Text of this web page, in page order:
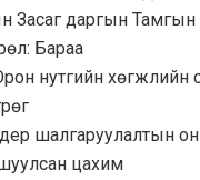
Засаг даргын Тамгын
Бараа
нутгийн хөгжлийн
шалгаруулалтын
цахим